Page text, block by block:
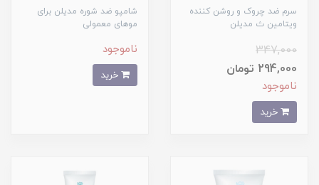
سرم ضد چروک و روشن کننده
ویتامین ث مدیلن
347,000
294,000 تومان
ناموجود
شامپو ضد شوره مدیلن برای
موهای معمولی
ناموجود